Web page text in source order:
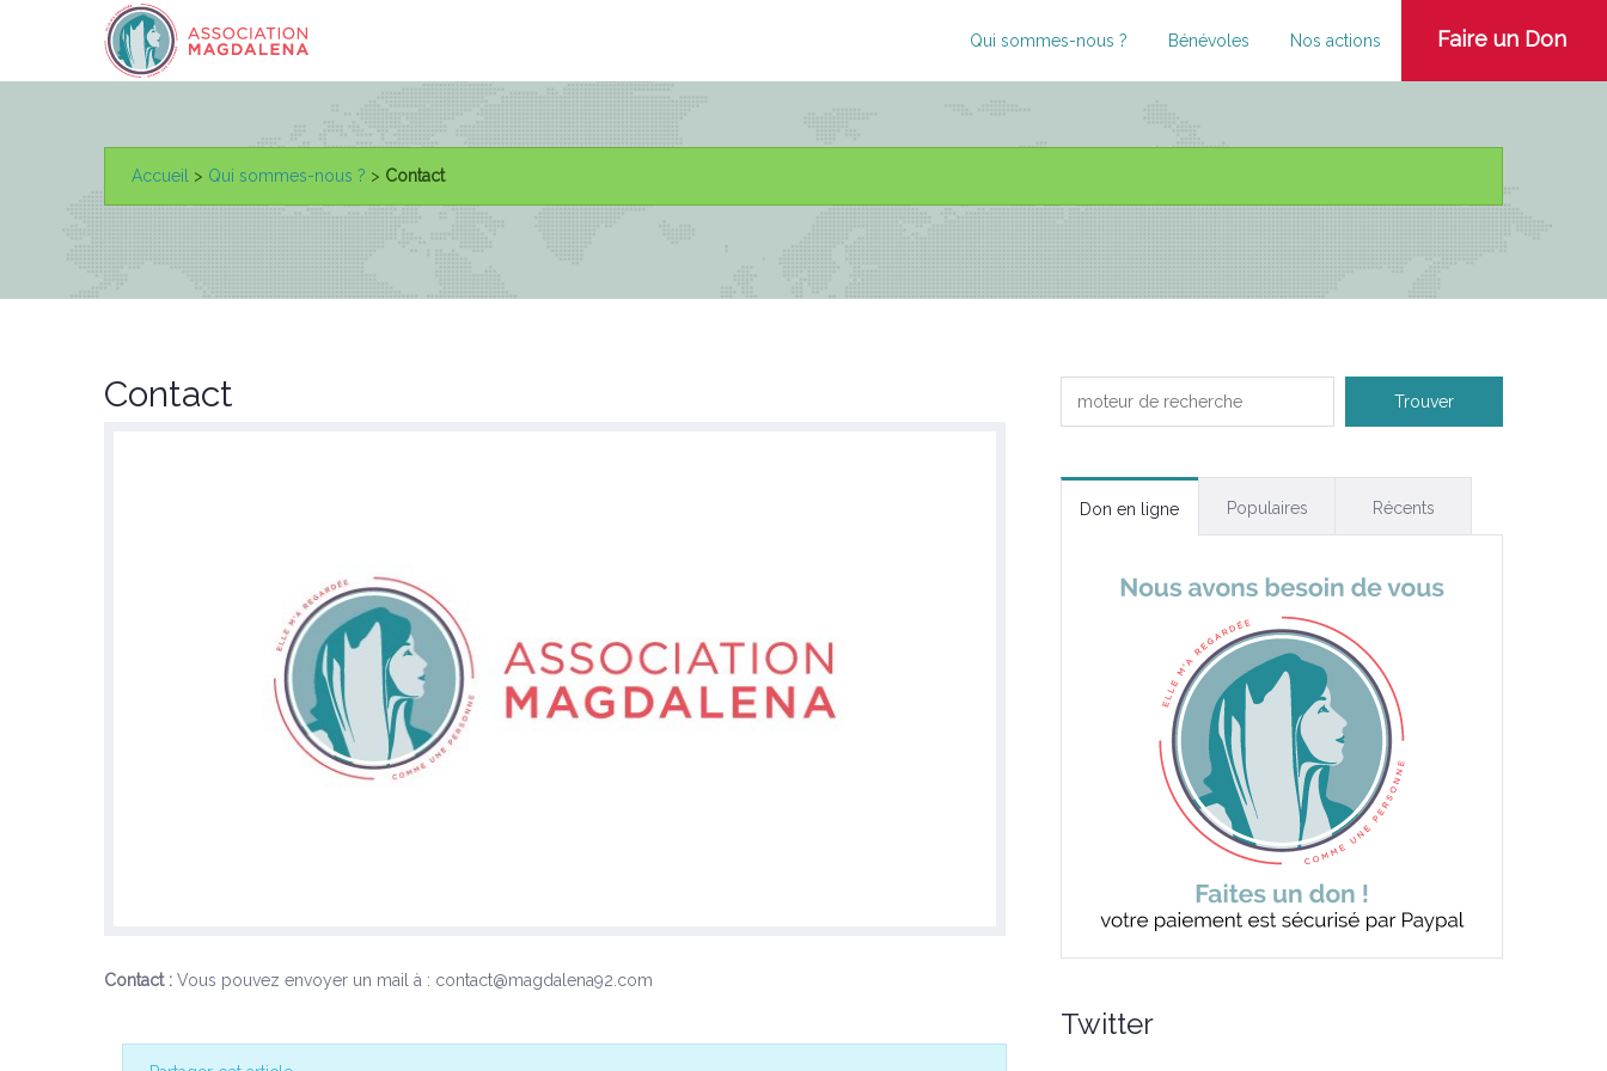
Faire un Don
Qui sommes-nous ? Bénévoles Nos actions
Accueil > Qui sommes-nous ? > Contact
Contact
Contact : Vous pouvez envoyer un mail à : contact@magdalena92.com
Don en ligne Populaires Récents
Twitter